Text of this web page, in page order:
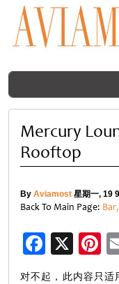
Mercury
Rooftop
By Aviamost 星期一, 19
Back To Main Page:
X
对不起，此内容只适